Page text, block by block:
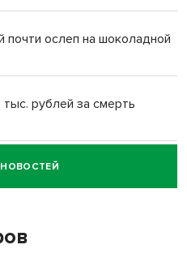
ослеп на шоколадной
рублей за смерть
за смерть
селе лошади